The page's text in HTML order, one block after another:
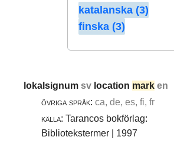
katalanska (3)
finska (3)
lokalsignumsv location mark en
övriga språk: ca, de, es, fi, fr
källa: Tarancos bokförlag:
Bibliotekstermer | 1997